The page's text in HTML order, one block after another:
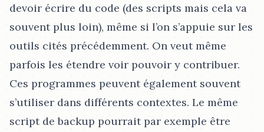
devoir écrire du code (des scripts mais cela va
souvent plus loin), même si l’on s’appuie sur les
outils cités précédemment. On veut même
parfois les étendre voir pouvoir y contribuer.
Ces programmes peuvent également souvent
s’utiliser dans différents contextes. Le même
script de backup pourrait par exemple être